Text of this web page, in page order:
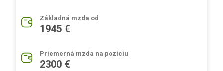
Základná mzda od
1945 €
Priemerná mzda na pozíciu
2300 €